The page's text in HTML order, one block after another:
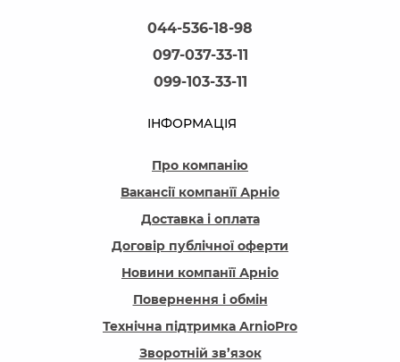
044-536-18-98
097-037-33-11
099-103-33-11
ІНФОРМАЦІЯ
Про компанію
Вакансії компанїї Арніо
Доставка і оплата
Договір публічної оферти
Новини компанїї Арніо
Повернення і обмін
Технічна підтримка ArnioPro
Зворотній зв’язок